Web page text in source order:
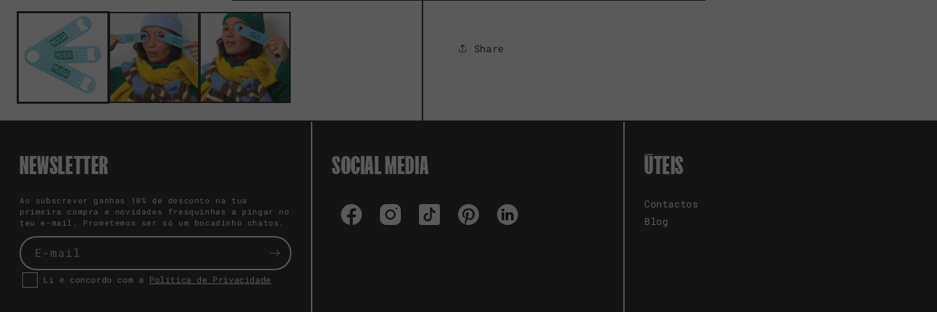
Share
NEWSLETTER
Ao subscrever ganhas 10% de desconto na tua
primeira compra e novidades fresquinhas a pingar no
teu e-mail. Prometemos ser só um bocadinho chatos.
E-mail
Li e concordo com a Política de Privacidade
SOCIAL MEDIA
FacebookInstagramTikTok PinterestLinkedIn
ÚTEIS
Contactos
Blog